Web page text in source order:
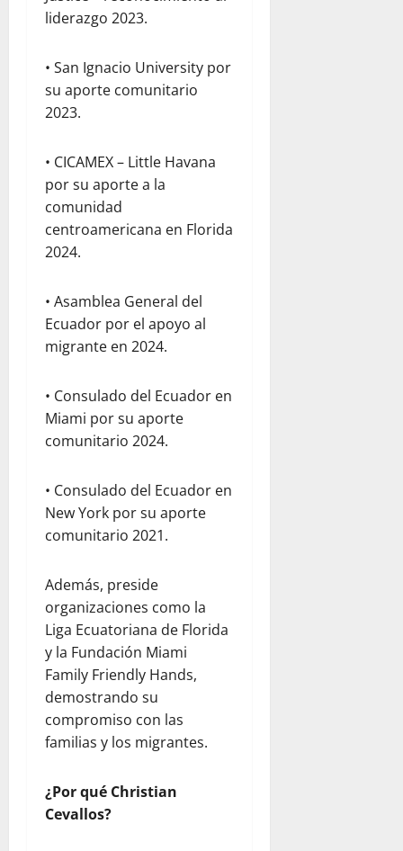
liderazgo 2023.
• San Ignacio University por
su aporte comunitario
2023.
• CICAMEX – Little Havana
por su aporte a la
comunidad
centroamericana en Florida
2024.
• Asamblea General del
Ecuador por el apoyo al
migrante en 2024.
• Consulado del Ecuador en
Miami por su aporte
comunitario 2024.
• Consulado del Ecuador en
New York por su aporte
comunitario 2021.
Además, preside
organizaciones como la
Liga Ecuatoriana de Florida
y la Fundación Miami
Family Friendly Hands,
demostrando su
compromiso con las
familias y los migrantes.
¿Por qué Christian
Cevallos?